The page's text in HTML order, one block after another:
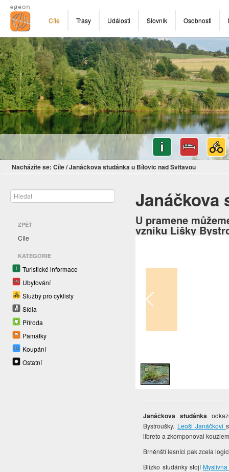
Cíle Trasy Události Slovník Osobnosti
Nacházíte se: Cíle/Janáčkova studánka u Bílovic nad Svitavou
ZPĚT
Cíle
KATEGORIE
Turistické informace
Ubytování
Služby pro cyklisty
Sídla
Příroda
Památky
Koupání
Ostatní
Janáčkova
U pramene
vzniku Lišky
Janáčkova studánka
Bystroušky. Leoši Janáčkovi
libreto a zkomponoval
Brněnští lesníci pak zcela
Blízko studánky stojí